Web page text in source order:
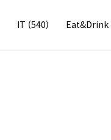
IT (540) Eat&Drink